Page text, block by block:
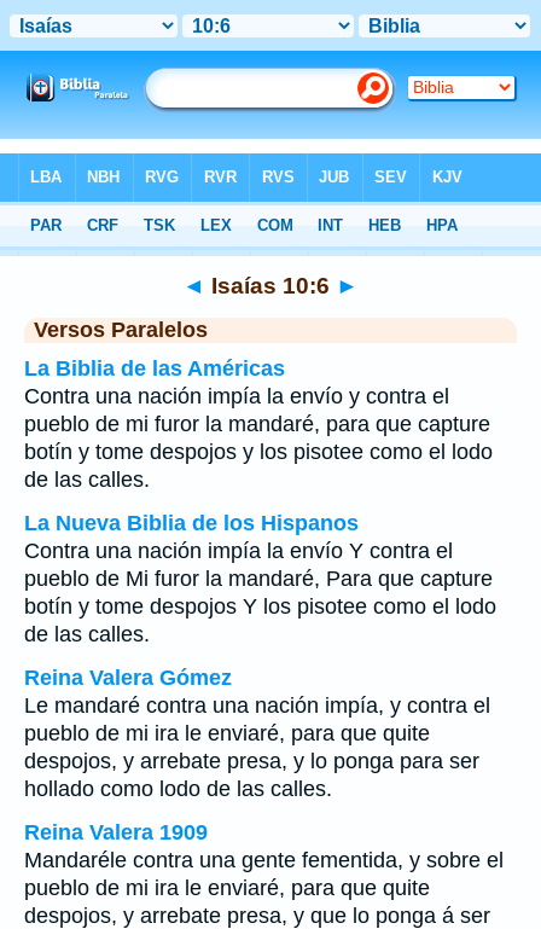
>Isaías > Capítulo 10> Verso 6
◄ Isaías 10:6 ►
Versos Paralelos
La Biblia de las Américas
Contra una nación impía la envío y contra el
pueblo de mi furor la mandaré, para que capture
botín y tome despojos y los pisotee como el lodo
de las calles.
La Nueva Biblia de los Hispanos
Contra una nación impía la envío Y contra el
pueblo de Mi furor la mandaré, Para que capture
botín y tome despojos Y los pisotee como el lodo
de las calles.
Reina Valera Gómez
Le mandaré contra una nación impía, y contra el
pueblo de mi ira le enviaré, para que quite
despojos, y arrebate presa, y lo ponga para ser
hollado como lodo de las calles.
Reina Valera 1909
Mandaréle contra una gente fementida, y sobre el
pueblo de mi ira le enviaré, para que quite
despojos, y arrebate presa, y que lo ponga á ser